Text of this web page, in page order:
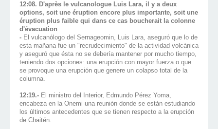
12:08. D'après le vulcanologue Luis Lara, il y a deux
options, soit une éruption encore plus importante, soit une
éruption plus faible qui dans ce cas boucherait la colonne
d'évacuation
- El vulcanólogo del Sernageomin, Luis Lara, aseguró que lo de
esta mañana fue un "recrudecimiento" de la actividad volcánica
y aseguró que ésta no se debería mantener por mucho tiempo,
teniendo dos opciones: una erupción con mayor fuerza o que
se provoque una erupción que genere un colapso total de la
columna.
12:19.- El ministro del Interior, Edmundo Pérez Yoma,
encabeza en la Onemi una reunión donde se están estudiando
los últimos antecedentes que se tienen respecto a la erupción
de Chaitén.